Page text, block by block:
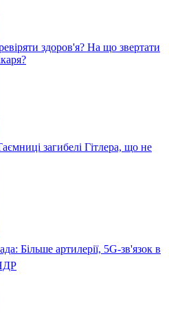
здоров'я? На що звертати
загибелі Гітлера, що не
Більше артилерії, 5G-зв'язок в